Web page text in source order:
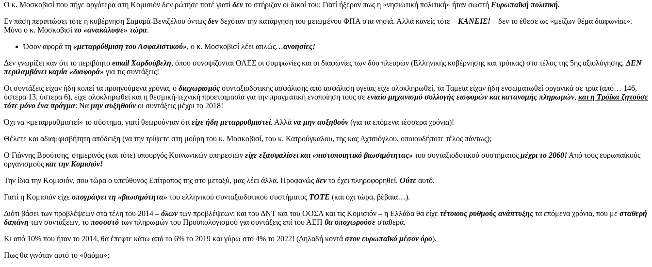
Ο κ. Μοσκοβισί που πήγε αργότερα στη Κομισιόν δεν ρώτησε ποτέ γιατί δεντο στήριζαν οι δικοί του; Γιατί ήξεραν πως η «νησιωτική πολιτική» ήταν σωστή Ευρωπαϊκή πολιτική.
Εν πάση περιπτώσει τότε η κυβέρνηση Σαμαρά-Βενιζέλου όντως δενδεχόταν την κατάργηση του μειωμένου ΦΠΑ στα νησιά. Αλλά κανείς τότε – ΚΑΝΕΙΣ! – δεν το έθεσε ως «μείζων θέμα διαφωνίας».
Μόνο ο κ. Μοσκοβισί το «ανακάλυψε» τώρα.
Όσον αφορά τη «μεταρρύθμιση του Ασφαλιστικού», ο κ. Μοσκοβισί λέει απλώς…ανοησίες!
Δεν γνωρίζει καν ότι το περιβόητο email Χαρδούβελη, όπου συνοψίζονται ΟΛΕΣ οι συμφωνίες και οι διαφωνίες των δύο πλευρών (Ελληνικής κυβέρνησης και τρόικας) στο τέλος της 5ης αξιολόγησης, ΔΕΝ
περιλαμβάνει καμία «διαφορά» για τις συντάξεις!
Οι συντάξεις είχαν ήδη κοπεί τα προηγούμενα χρόνια, ο διαχωρισμός συνταξιοδοτικής ασφάλισης από ασφάλιση υγείας είχε ολοκληρωθεί, τα Ταμεία είχαν ήδη ενσωματωθεί οργανικά σε τρία (από… 146,
ύστερα 13, ύστερα 6), είχε ολοκληρωθεί και η θεσμική-τεχνική προετοιμασία για την πραγματική ενοποίηση τους σε ενιαίο μηχανισμό συλλογής εισφορών και κατανομής πληρωμών, και η Τρόϊκα ζητούσε
τότε μόνο ένα πράγμα: Να μην αυξηθούνοι συντάξεις μέχρι το 2018!
Όχι να «μεταρρυθμιστεί» το σύστημα, γιατί θεωρούνταν ότι είχε ήδη μεταρρυθμιστεί. Αλλά να μην αυξηθούν(για τα επόμενα τέσσερα χρόνια)!
Θέλετε και αδιαμφισβήτητη απόδειξη (να την τρίψετε στη μούρη του κ. Μοσκοβισί, του κ. Κατρούγκαλου, της κας Αχτσιόγλου, οποιουδήποτε τέλος πάντως);
Ο Γιάννης Βρούτσης, σημερινός (και τότε) υπουργός Κοινωνικών υπηρεσιών είχε εξασφαλίσει και «πιστοποιητικό βιωσιμότητας» του συνταξιοδοτικού συστήματος μέχρι το 2060! Από τους ευρωπαϊκούς
οργανισμούς και την Κομισιόν!
Την ίδια την Κομισιόν, που τώρα ο υπεύθυνος Επίτροπος της στο μεταξύ, μας λέει άλλα. Προφανώς δεντο έχει πληροφορηθεί. Ούτε αυτό.
Γιατί η Κομισιόν είχε υπογράψει τη «βιωσιμότητα» του ελληνικού συνταξιοδοτικού συστήματος ΤΟΤΕ (και όχι τώρα, βέβαια…).
Διότι βάσει των προβλέψεων στα τέλη του 2014 – όλωντων προβλέψεων: και του ΔΝΤ και του ΟΟΣΑ και τις Κομισιόν – η Ελλάδα θα είχε τέτοιους ρυθμούς ανάπτυξης τα επόμενα χρόνια, που με σταθερή
δαπάνη των συντάξεων, το ποσοστό των πληρωμών του Προϋπολογισμού για συντάξεις επί του ΑΕΠ θα υποχωρούσε σταθερά.
Κι από 10% που ήταν το 2014, θα έπεφτε κάτω από το 6% το 2019 και γύρω στο 4% το 2022! (Δηλαδή κοντά στον ευρωπαϊκό μέσον όρο).
Πως θα γινόταν αυτό το «θαύμα»;